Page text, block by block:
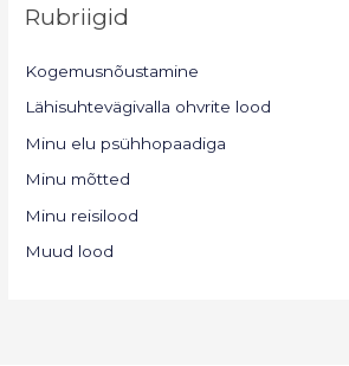
Rubriigid
Kogemusnõustamine
Lähisuhtevägivalla ohvrite lood
Minu elu psühhopaadiga
Minu mõtted
Minu reisilood
Muud lood